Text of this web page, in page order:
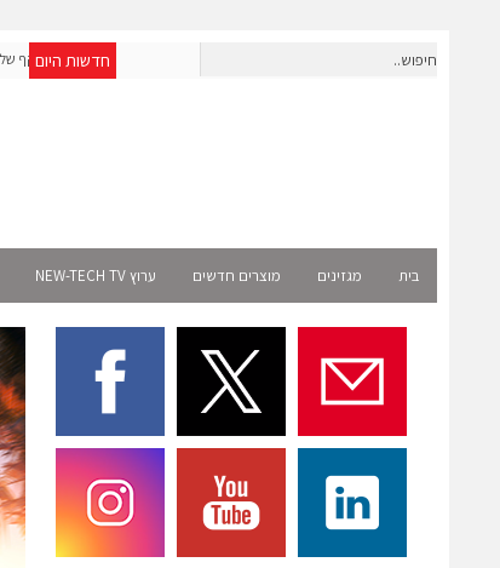
חדשות היום
אפולו פאוור תקים עבור אמזון פרויקט סולארי בצרפת בהיקף של כ-2
בית מגזינים מוצרים חדשים ערוץ NEW-TECH TV